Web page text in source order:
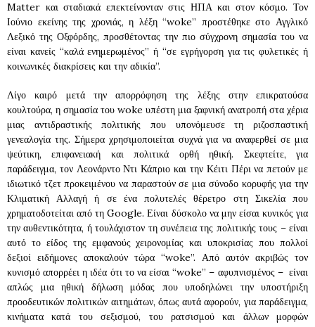
Matter και σταδιακά επεκτείνονταν στις ΗΠΑ και στον κόσμο. Τον
Ιούνιο εκείνης της χρονιάς, η λέξη “woke” προστέθηκε στο Αγγλικό
Λεξικό της Οξφόρδης, προσθέτοντας την πιο σύγχρονη σημασία του να
είναι κανείς “καλά ενημερωμένος” ή “σε εγρήγορση για τις φυλετικές ή
κοινωνικές διακρίσεις και την αδικία”.
Λίγο καιρό μετά την απορρόφηση της λέξης στην επικρατούσα
κουλτούρα, η σημασία του woke υπέστη μια ξαφνική ανατροπή στα χέρια
μιας αντιδραστικής πολιτικής που υπονόμευσε τη ριζοσπαστική
γενεαλογία της. Σήμερα χρησιμοποιείται συχνά για να αναφερθεί σε μια
ψεύτικη, επιφανειακή και πολιτικά ορθή ηθική. Σκεφτείτε, για
παράδειγμα, τον Λεονάρντο Ντι Κάπριο και την Κέιτι Πέρι να πετούν με
ιδιωτικό τζετ προκειμένου να παραστούν σε μια σύνοδο κορυφής για την
Κλιματική Αλλαγή ή σε ένα πολυτελές θέρετρο στη Σικελία που
χρηματοδοτείται από τη Google. Είναι δύσκολο να μην είσαι κυνικός για
την αυθεντικότητα, ή τουλάχιστον τη συνέπεια της πολιτικής τους – είναι
αυτό το είδος της εμφανούς χειρονομίας και υποκρισίας που πολλοί
δεξιοί ειδήμονες αποκαλούν τώρα “woke”. Από αυτόν ακριβώς τον
κυνισμό απορρέει η ιδέα ότι το να είσαι “woke” – αφυπνισμένος – είναι
απλώς μια ηθική δήλωση μόδας που υποδηλώνει την υποστήριξη
προοδευτικών πολιτικών αιτημάτων, όπως αυτά αφορούν, για παράδειγμα,
κινήματα κατά του σεξισμού, του ρατσισμού και άλλων μορφών